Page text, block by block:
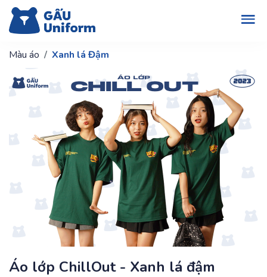
Màu áo Xanh lá Đậm
Áo lớp ChillOut - Xanh lá đậm